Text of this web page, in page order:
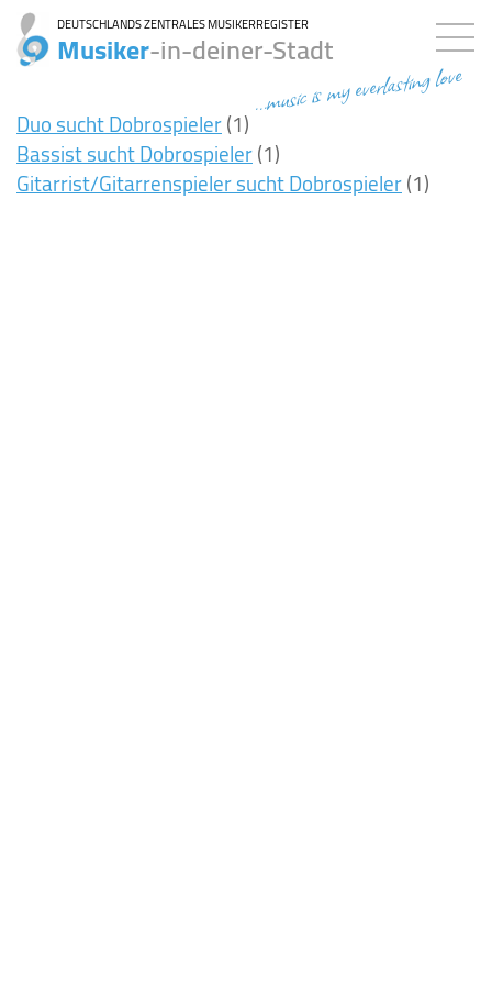
DEUTSCHLANDS ZENTRALES MUSIKERREGISTER
Musiker-in-deiner-Stadt
...music is my everlasting love
Duo sucht Dobrospieler(1)
Bassist sucht Dobrospieler(1)
Gitarrist/Gitarrenspieler sucht Dobrospieler(1)